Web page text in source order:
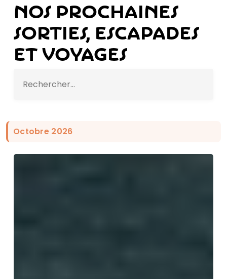
Nos prochaines
sorties, escapades
et voyages
Octobre 2026
Balade